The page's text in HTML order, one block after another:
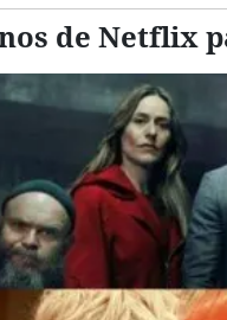
de Netflix